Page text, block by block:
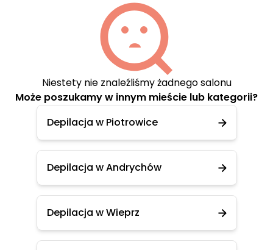
Niestety nie znaleźliśmy żadnego salonu
Może poszukamy w innym mieście lub kategorii?
Depilacja w Piotrowice
Depilacja w Andrychów
Depilacja w Wieprz